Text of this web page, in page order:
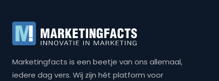
Marketingfacts is een beetje van ons allemaal,
iedere dag vers. Wij zijn hét platform voor